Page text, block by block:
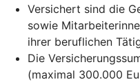
Versichert sind die
sowie
ihrer beruflichen
Die
(maximal 300.000